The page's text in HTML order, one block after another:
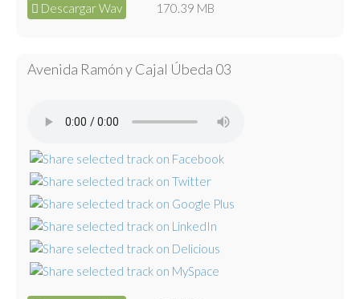
Descargar Wav 170.39 MB
Avenida Ramón y Cajal Úbeda 03